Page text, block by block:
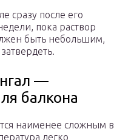
сразу после его
пока раствор
быть небольшим,
—
балкона
наименее сложным в
легко